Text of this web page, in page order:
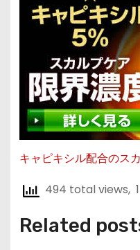
キャピキシル配合のス
494 total views,
Related